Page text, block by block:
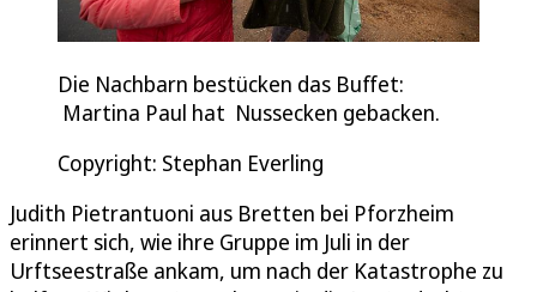
Die Nachbarn bestücken das Buffet:
Martina Paul hat Nussecken gebacken.
Copyright: Stephan Everling
Judith Pietrantuoni aus Bretten bei Pforzheim
erinnert sich, wie ihre Gruppe im Juli in der
Urftseestraße ankam, um nach der Katastrophe zu